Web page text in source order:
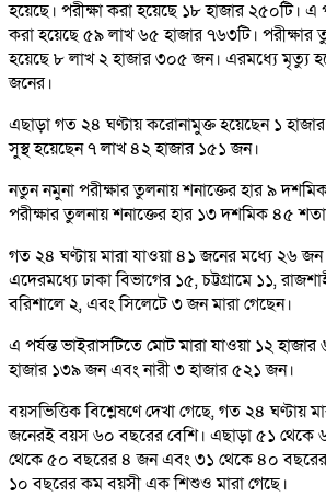
হয়েছে। পরীক্ষা করা হয়েছে ১৮ হাজার ২৫০টি। এ
করা হয়েছে ৫৯ লাখ ৬৫ হাজার ৭৬৩টি। পরীক্ষার
হয়েছে ৮ লাখ ২ হাজার ৩০৫ জন। এরমধ্যে মৃত্যু
জনের।
এছাড়া গত ২৪ ঘণ্টায় করোনামুক্ত হয়েছেন ১
সুস্থ হয়েছেন ৭ লাখ ৪২ হাজার ১৫১ জন।
নতুন নমুনা পরীক্ষার তুলনায় শনাক্তের হার ৯
পরীক্ষার তুলনায় শনাক্তের হার ১৩ দশমিক ৪৫
গত ২৪ ঘণ্টায় মারা যাওয়া ৪১ জনের মধ্যে ২৬
এদেরমধ্যে ঢাকা বিভাগের ১৫, চট্টগ্রামে ১১,
বরিশালে ২, এবং সিলেটে ৩ জন মারা গেছেন।
এ পর্যন্ত ভাইরাসটিতে মোট মারা যাওয়া ১২
হাজার ১৩৯ জন এবং নারী ৩ হাজার ৫২১ জন।
বয়সভিত্তিক বিশ্লেষণে দেখা গেছে, গত ২৪ ঘণ্টায়
জনেরই বয়স ৬০ বছরের বেশি। এছাড়া ৫১
থেকে ৫০ বছরের ৪ জন এবং ৩১ থেকে ৪০
১০ বছরের কম বয়সী এক শিশুও মারা গেছে।